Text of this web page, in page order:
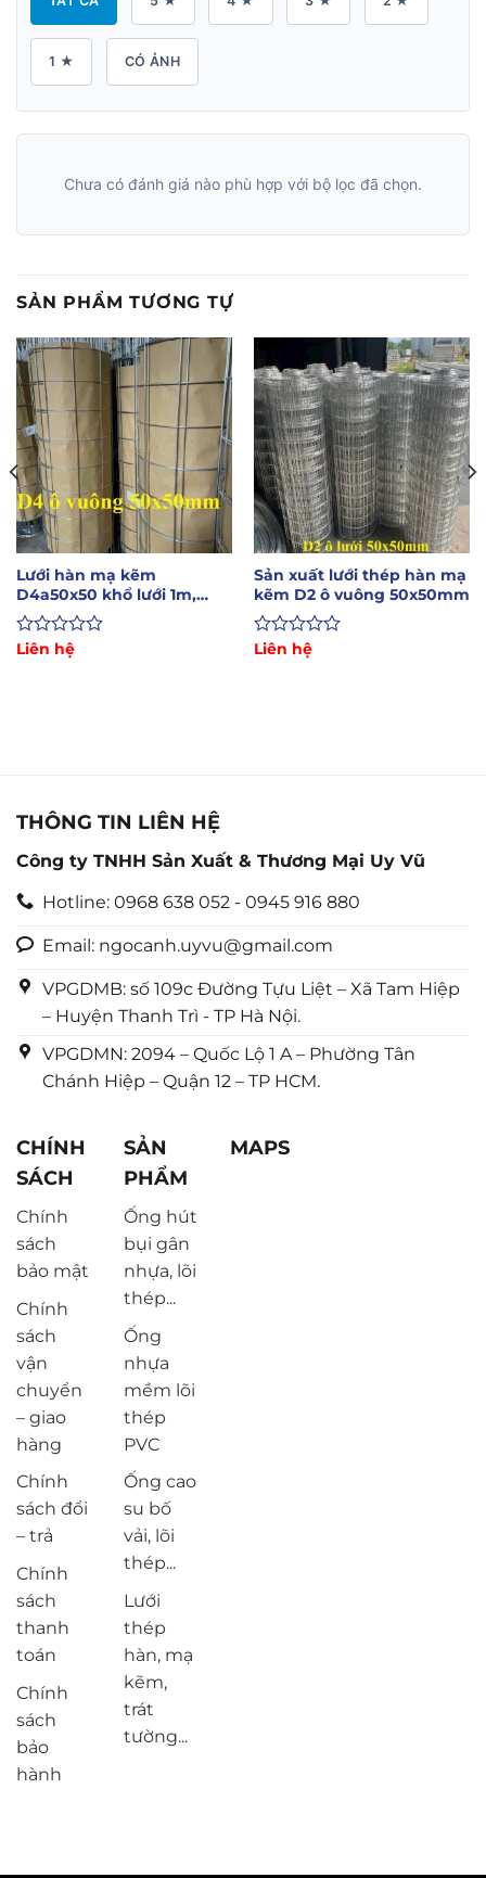
1 ★ CÓ ẢNH
Chưa có đánh giá nào phù hợp với bộ lọc đã chọn.
SẢN PHẨM TƯƠNG TỰ
Lưới hàn mạ kẽm
D4a50x50 khổ lưới 1m,
1.2m, 1.5m dài 10m
Được
Liên hệ
Sản xuất lưới thép hàn mạ
kẽm D2 ô vuông 50x50mm
Được
Liên hệ
THÔNG TIN LIÊN HỆ
Công ty TNHH Sản Xuất & Thương Mại Uy Vũ
Hotline: 0968 638 052 - 0945 916 880
Email: ngocanh.uyvu@gmail.com
VPGDMB: số 109c Đường Tựu Liệt – Xã Tam Hiệp
– Huyện Thanh Trì - TP Hà Nội.
VPGDMN: 2094 – Quốc Lộ 1 A – Phường Tân
Chánh Hiệp – Quận 12 – TP HCM.
CHÍNH
SÁCH
Chính
sách
bảo mật
Chính
sách
vận
chuyển
– giao
hàng
Chính
sách đổi
– trả
Chính
sách
thanh
toán
Chính
sách
bảo
hành
SẢN
PHẨM
Ống hút
bụi gân
nhựa, lõi
thép...
Ống
nhựa
mềm lõi
thép
PVC
Ống cao
su bố
vải, lõi
thép...
Lưới
thép
hàn, mạ
kẽm,
trát
tường...
MAPS